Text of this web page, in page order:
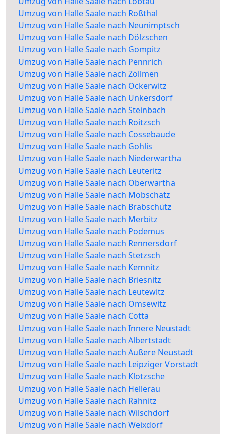
Umzug von Halle Saale nach Roßthal
Umzug von Halle Saale nach Neunimptsch
Umzug von Halle Saale nach Dölzschen
Umzug von Halle Saale nach Gompitz
Umzug von Halle Saale nach Pennrich
Umzug von Halle Saale nach Zöllmen
Umzug von Halle Saale nach Ockerwitz
Umzug von Halle Saale nach Unkersdorf
Umzug von Halle Saale nach Steinbach
Umzug von Halle Saale nach Roitzsch
Umzug von Halle Saale nach Cossebaude
Umzug von Halle Saale nach Gohlis
Umzug von Halle Saale nach Niederwartha
Umzug von Halle Saale nach Leuteritz
Umzug von Halle Saale nach Oberwartha
Umzug von Halle Saale nach Mobschatz
Umzug von Halle Saale nach Brabschütz
Umzug von Halle Saale nach Merbitz
Umzug von Halle Saale nach Podemus
Umzug von Halle Saale nach Rennersdorf
Umzug von Halle Saale nach Stetzsch
Umzug von Halle Saale nach Kemnitz
Umzug von Halle Saale nach Briesnitz
Umzug von Halle Saale nach Leutewitz
Umzug von Halle Saale nach Omsewitz
Umzug von Halle Saale nach Cotta
Umzug von Halle Saale nach Innere Neustadt
Umzug von Halle Saale nach Albertstadt
Umzug von Halle Saale nach Äußere Neustadt
Umzug von Halle Saale nach Leipziger Vorstadt
Umzug von Halle Saale nach Klotzsche
Umzug von Halle Saale nach Hellerau
Umzug von Halle Saale nach Rähnitz
Umzug von Halle Saale nach Wilschdorf
Umzug von Halle Saale nach Weixdorf